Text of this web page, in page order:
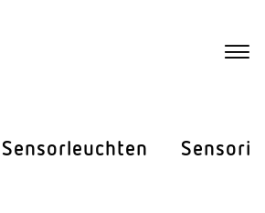
Sensor­leuchten Sensorik